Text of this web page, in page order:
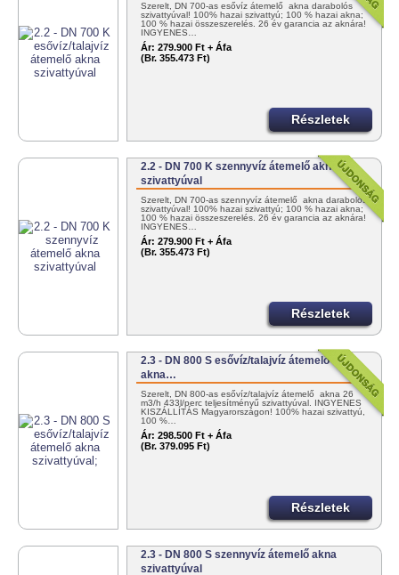
Szerelt, DN 700-as esővíz átemelő akna darabolós
szivattyúval! 100% hazai szivattyú; 100 % hazai akna;
100 % hazai összeszerelés. 26 év garancia az aknára!
INGYENES…
Ár: 279.900 Ft + Áfa
(Br. 355.473 Ft)
Részletek
2.2 - DN 700 K szennyvíz átemelő akna
szivattyúval
Szerelt, DN 700-as szennyvíz átemelő akna darabolós
szivattyúval! 100% hazai szivattyú; 100 % hazai akna;
100 % hazai összeszerelés. 26 év garancia az aknára!
INGYENES…
Ár: 279.900 Ft + Áfa
(Br. 355.473 Ft)
Részletek
2.3 - DN 800 S esővíz/talajvíz átemelő
akna…
Szerelt, DN 800-as esővíz/talajvíz átemelő akna 26
m3/h 433l/perc teljesítményű szivattyúval. INGYENES
KISZÁLLÍTÁS Magyarországon! 100% hazai szivattyú,
100 %…
Ár: 298.500 Ft + Áfa
(Br. 379.095 Ft)
Részletek
2.3 - DN 800 S szennyvíz átemelő akna
szivattyúval